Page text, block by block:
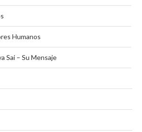
Humanos
Sai – Su Mensaje